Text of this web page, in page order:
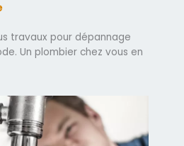
travaux pour dépannage
Un plombier chez vous en